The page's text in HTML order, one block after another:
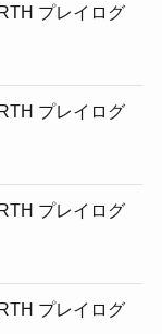
プレイログ
プレイログ
プレイログ
プレイログ